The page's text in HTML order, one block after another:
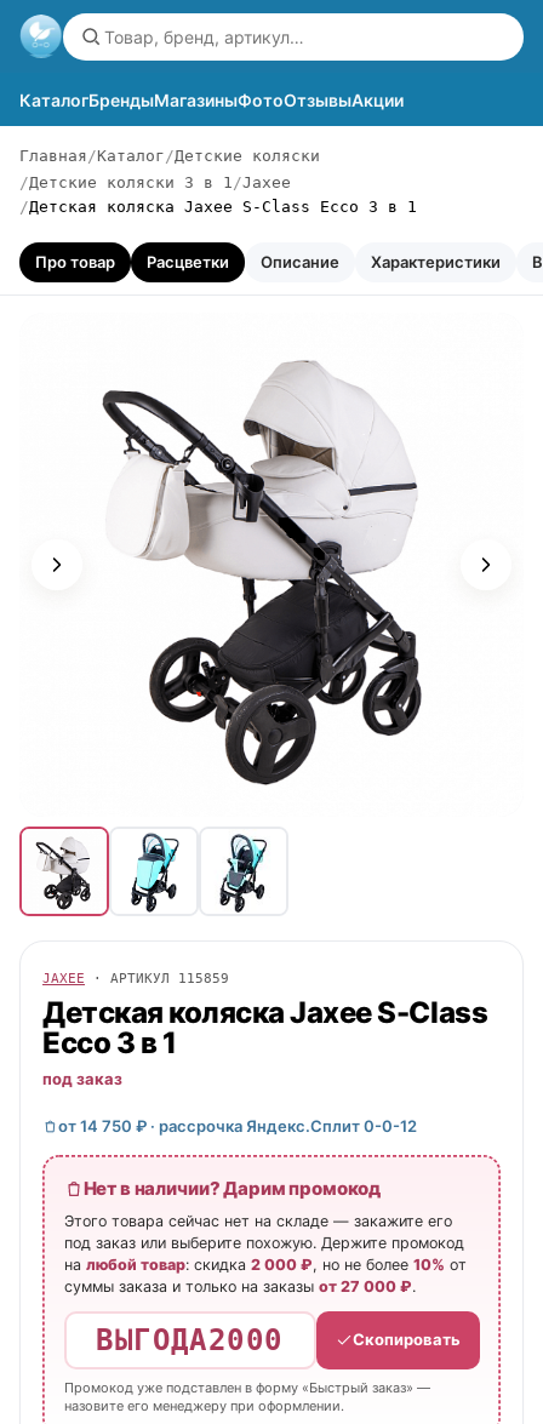
КаталогБрендыМагазиныФотоОтзывыАкции
Главная Каталог Детские коляски
Детские коляски 3 в 1 Jaxee
Детская коляска Jaxee S-Class Ecco 3 в 1
Про товар Расцветки Описание Характеристики
JAXEE · АРТИКУЛ 115859
Детская коляскаJaxeeS-Class
Ecco 3 в 1
под заказ
от 14 750 ₽ · рассрочка Яндекс.Сплит 0-0-12
Нет в наличии? Дарим промокод
Этого товара сейчас нет на складе — закажите его
под заказ или выберите похожую. Держите промокод
на любой товар: скидка 2 000 ₽, но не более 10% от
суммы заказа и только на заказы от 27 000 ₽.
ВЫГОДА2000 Скопировать
Промокод уже подставлен в форму «Быстрый заказ» —
назовите его менеджеру при оформлении.